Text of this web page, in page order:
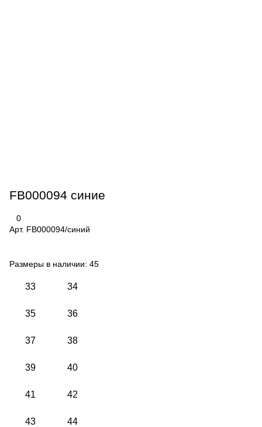
FB000094 синие
0
Арт. FB000094/синий
Размеры в наличии: 45
33 34
35 36
37 38
39 40
41 42
43 44